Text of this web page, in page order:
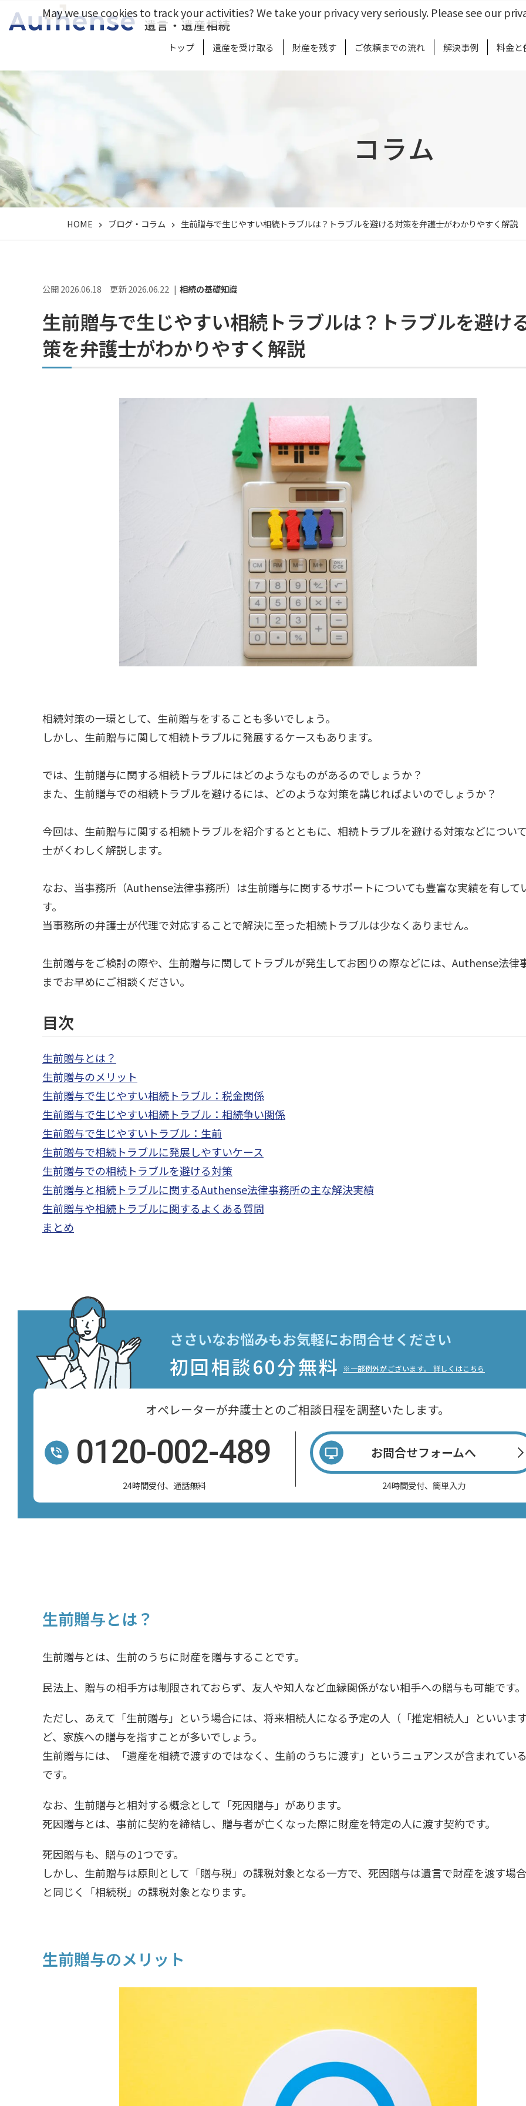
遺言・遺産相続
トップ 遺産を受け取る 財産を残す ご依頼までの流れ 解決事例 料金と
コラム
HOME ブログ・コラム 生前贈与で生じやすい相続トラブルは？トラブルを避ける対策を弁護士がわかりやすく解説
公開 2026.06.18 更新 2026.06.22 相続の基礎知識
生前贈与で生じやすい相続トラブルは？トラブルを避け
策を弁護士がわかりやすく解説
相続対策の一環として、生前贈与をすることも多いでしょう。
しかし、生前贈与に関して相続トラブルに発展するケースもあります。
では、生前贈与に関する相続トラブルにはどのようなものがあるのでしょうか？
また、生前贈与での相続トラブルを避けるには、どのような対策を講じればよいのでしょうか？
今回は、生前贈与に関する相続トラブルを紹介するとともに、相続トラブルを避ける対策などについ
士がくわしく解説します。
なお、当事務所（Authense法律事務所）は生前贈与に関するサポートについても豊富な実績を有して
す。
当事務所の弁護士が代理で対応することで解決に至った相続トラブルは少なくありません。
生前贈与をご検討の際や、生前贈与に関してトラブルが発生してお困りの際などには、Authense法律
までお早めにご相談ください。
目次
生前贈与とは？
生前贈与のメリット
生前贈与で生じやすい相続トラブル：税金関係
生前贈与で生じやすい相続トラブル：相続争い関係
生前贈与で生じやすいトラブル：生前
生前贈与で相続トラブルに発展しやすいケース
生前贈与での相続トラブルを避ける対策
生前贈与と相続トラブルに関するAuthense法律事務所の主な解決実績
生前贈与や相続トラブルに関するよくある質問
まとめ
ささいなお悩みもお気軽にお問合せください
初回相談60分無料 ※一部例外がございます。 詳しくはこちら
オペレーターが弁護士とのご相談日程を調整いたします。
0120-002-489
24時間受付、通話無料
お問合せフォームへ
24時間受付、簡単入力
生前贈与とは？
生前贈与とは、生前のうちに財産を贈与することです。
民法上、贈与の相手方は制限されておらず、友人や知人など血縁関係がない相手への贈与も可能です。
ただし、あえて「生前贈与」という場合には、将来相続人になる予定の人（「推定相続人」といいま
ど、家族への贈与を指すことが多いでしょう。
生前贈与には、「遺産を相続で渡すのではなく、生前のうちに渡す」というニュアンスが含まれてい
です。
なお、生前贈与と相対する概念として「死因贈与」があります。
死因贈与とは、事前に契約を締結し、贈与者が亡くなった際に財産を特定の人に渡す契約です。
死因贈与も、贈与の1つです。
しかし、生前贈与は原則として「贈与税」の課税対象となる一方で、死因贈与は遺言で財産を渡す場
と同じく「相続税」の課税対象となります。
生前贈与のメリット
May we use cookies to track your activities? We take your privacy very seriously. Please see our